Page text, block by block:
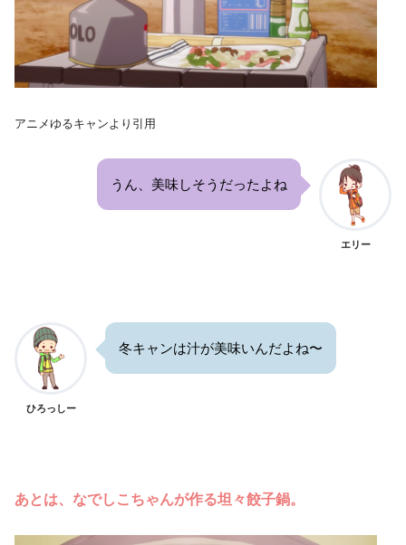
アニメゆるキャンより引用
うん、美味しそうだったよね
エリー
ひろっしー
冬キャンは汁が美味いんだよね〜
あとは、なでしこちゃんが作る坦々餃子鍋。